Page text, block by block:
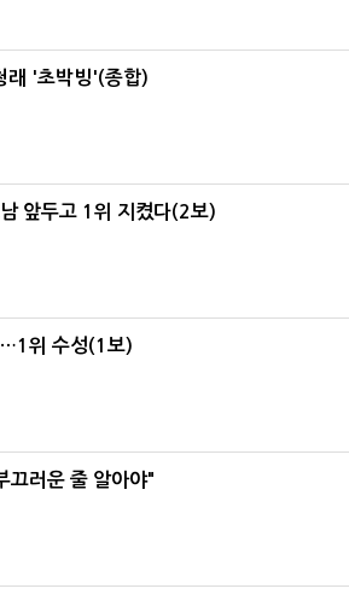
'초박빙'(종합)
앞두고 1위 지켰다(2보)
위 수성(1보)
끄러운 줄 알아야"